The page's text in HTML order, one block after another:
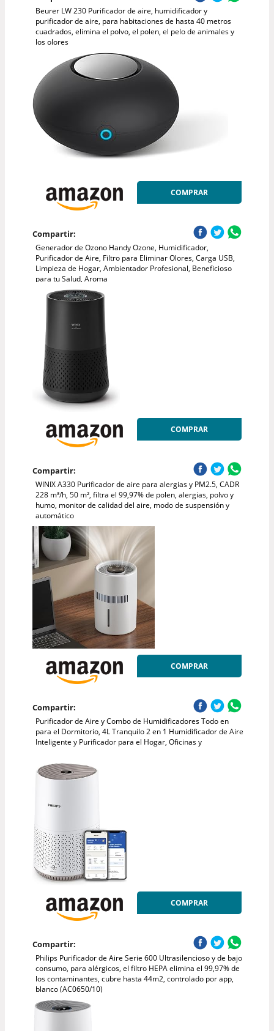
Beurer LW 230 Purificador de aire, humidificador y
purificador de aire, para habitaciones de hasta 40 metros
cuadrados, elimina el polvo, el polen, el pelo de animales y
los olores
COMPRAR
Compartir:
Generador de Ozono Handy Ozone, Humidificador,
Purificador de Aire, Filtro para Eliminar Olores, Carga USB,
Limpieza de Hogar, Ambientador Profesional, Beneficioso
para tu Salud, Aroma
COMPRAR
Compartir:
WINIX A330 Purificador de aire para alergias y PM2.5, CADR
228 m³/h, 50 m², filtra el 99,97% de polen, alergias, polvo y
humo, monitor de calidad del aire, modo de suspensión y
automático
COMPRAR
Compartir:
Purificador de Aire y Combo de Humidificadores Todo en
para el Dormitorio, 4L Tranquilo 2 en 1 Humidificador de Aire
Inteligente y Purificador para el Hogar, Oficinas y
COMPRAR
Compartir:
Philips Purificador de Aire Serie 600 Ultrasilencioso y de bajo
consumo, para alérgicos, el filtro HEPA elimina el 99,97% de
los contaminantes, cubre hasta 44m2, controlado por app,
blanco (AC0650/10)